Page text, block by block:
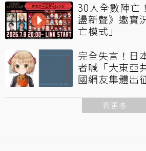
30人全數陣亡
盪新聲》邀實
亡模式」
完全失言！日
者喊「大東亞
國網友集體出
看更多